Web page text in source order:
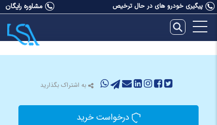
مشاوره رایگان پیگیری خودرو های در حال ترخیص
به اشتراک بگذارید
درخواست خرید